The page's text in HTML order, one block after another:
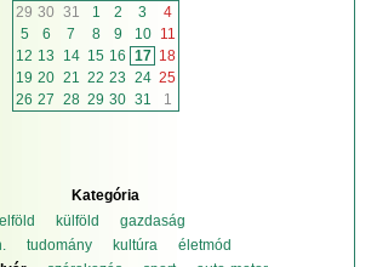
29 30 31 1 2 3
4
5
6 7 8 9 10
11
12 13 14 15 16 17 18
19 20 21 22 23 24 25
26 27 28 29 30 31 1
Kategória
külföld
gazdaság
tudomány kultúra
életmód